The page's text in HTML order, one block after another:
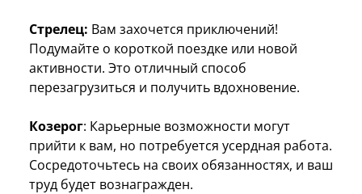
Стрелец: Вам захочется приключений!
Подумайте о короткой поездке или новой
активности. Это отличный способ
перезагрузиться и получить вдохновение.
Козерог: Карьерные возможности могут
прийти к вам, но потребуется усердная работа.
Сосредоточьтесь на своих обязанностях, и ваш
труд будет вознагражден.